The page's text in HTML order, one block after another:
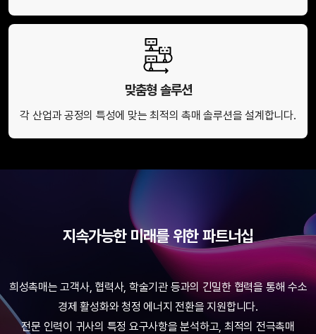
맞춤형 솔루션
각 산업과 공정의 특성에 맞는 최적의 촉매 솔루션을 설계합니다.
지속가능한 미래를 위한 파트너십
희성촉매는 고객사, 협력사, 학술기관 등과의 긴밀한 협력을 통해 수소
경제 활성화와 청정 에너지 전환을 지원합니다.
전문 인력이 귀사의 특정 요구사항을 분석하고, 최적의 전극촉매